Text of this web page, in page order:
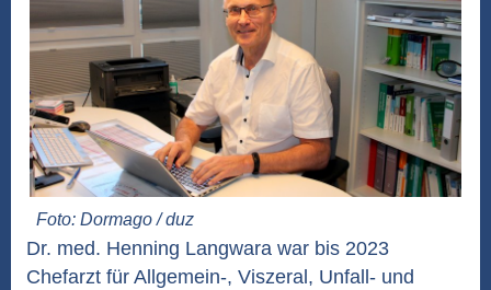
Foto: Dormago / duz
Dr. med. Henning Langwara war bis 2023
Chefarzt für Allgemein-, Viszeral, Unfall- und